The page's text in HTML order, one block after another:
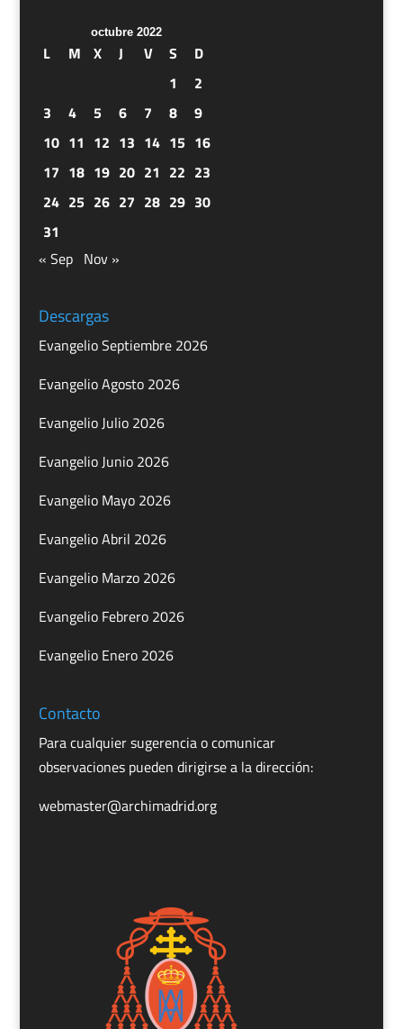
octubre 2022
L M X J V S
D
1
2
3
4 5 6 7 8
9
10 11 12 13 14 15 16
17 18 19 20 21 22 23
24 25 26 27 28 29 30
31
« Sep Nov »
Descargas
Evangelio Septiembre 2026
Evangelio Agosto 2026
Evangelio Julio 2026
Evangelio Junio 2026
Evangelio Mayo 2026
Evangelio Abril 2026
Evangelio Marzo 2026
Evangelio Febrero 2026
Evangelio Enero 2026
Contacto
Para cualquier sugerencia o comunicar
observaciones pueden dirigirse a la dirección:
webmaster@archimadrid.org